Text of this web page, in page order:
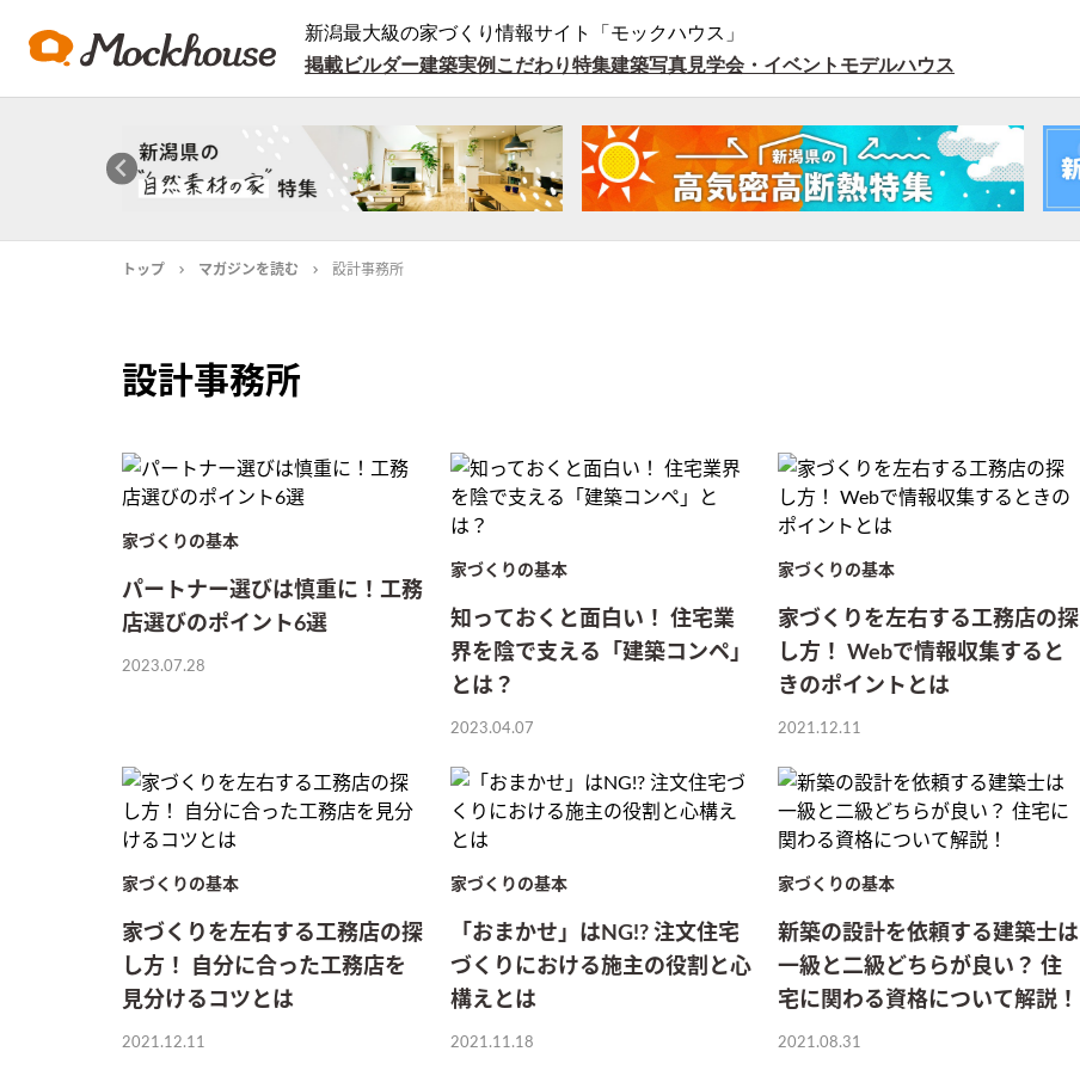
新潟最大級の家づくり情報サイト「モックハウス」
掲載ビルダー建築実例 こだわり特集建築写真見学会・イベント モデルハウス
トップ マガジンを読む 設計事務所
設計事務所
家づくりの基本
パートナー選びは慎重に！工務
店選びのポイント6選
2023.07.28
家づくりの基本
知っておくと面白い！ 住宅業
界を陰で支える「建築コンペ」
とは？
2023.04.07
家づくりの基本
家づくりを左右する工務店の探
し方！ Webで情報収集すると
きのポイントとは
2021.12.11
家づくりの基本
家づくりを左右する工務店の探
し方！ 自分に合った工務店を
見分けるコツとは
2021.12.11
家づくりの基本
「おまかせ」はNG!? 注文住宅
づくりにおける施主の役割と心
構えとは
2021.11.18
家づくりの基本
新築の設計を依頼する建築士は
一級と二級どちらが良い？ 住
宅に関わる資格について解説！
2021.08.31